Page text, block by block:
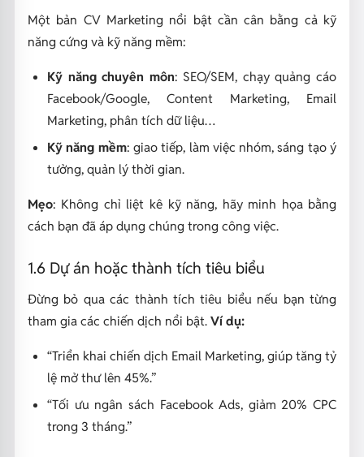
Một bản CV Marketing nổi bật cần cân bằng cả kỹ
năng cứng và kỹ năng mềm:
Kỹ năng chuyên môn: SEO/SEM, chạy quảng cáo
Facebook/Google, Content Marketing, Email
Marketing, phân tích dữ liệu…
Kỹ năng mềm: giao tiếp, làm việc nhóm, sáng tạo ý
tưởng, quản lý thời gian.
Mẹo: Không chỉ liệt kê kỹ năng, hãy minh họa bằng
cách bạn đã áp dụng chúng trong công việc.
1.6 Dự án hoặc thành tích tiêu biểu
Đừng bỏ qua các thành tích tiêu biểu nếu bạn từng
tham gia các chiến dịch nổi bật. Ví dụ:
“Triển khai chiến dịch Email Marketing, giúp tăng tỷ
lệ mở thư lên 45%.”
“Tối ưu ngân sách Facebook Ads, giảm 20% CPC
trong 3 tháng.”